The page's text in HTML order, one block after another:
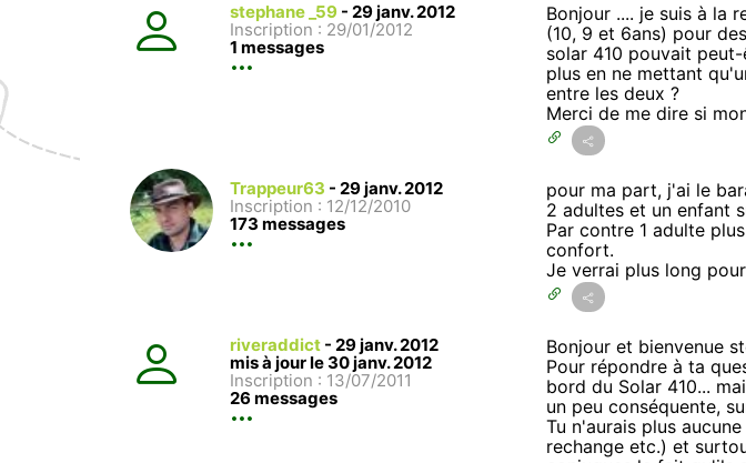
stephane _59 - 29 janv. 2012
Inscription : 29/01/2012
1 messages
Bonjour .... je suis à la
(10, 9 et 6ans) pour
solar 410 pouvait
plus en ne mettant
entre les deux ?
Merci de me dire si
Trappeur63 - 29 janv. 2012
Inscription : 12/12/2010
173 messages
pour ma part, j'ai le
2 adultes et un enfant
Par contre 1 adulte
confort.
Je verrai plus long
riveraddict - 29 janv. 2012
mis à jour le 30 janv. 2012
Inscription : 13/07/2011
26 messages
Bonjour et bienvenue
Pour répondre à ta
bord du Solar 410...
un peu conséquente,
Tu n'aurais plus
rechange etc.) et